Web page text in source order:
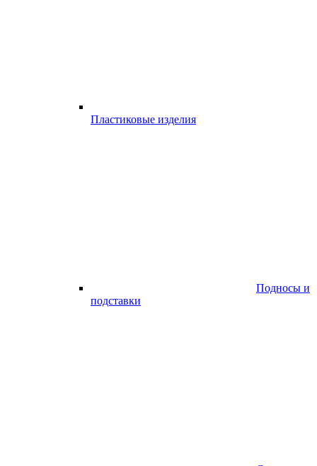
Пластиковые изделия
Подносы и
подставки